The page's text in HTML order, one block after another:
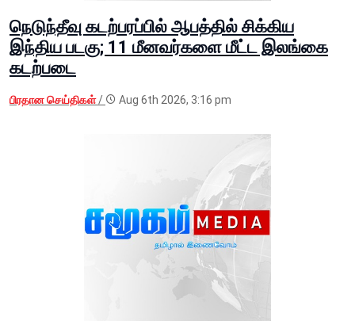
நெடுந்தீவு கடற்பரப்பில் ஆபத்தில் சிக்கிய
இந்திய படகு; 11 மீனவர்களை மீட்ட இலங்கை
கடற்படை
பிரதான செய்திகள்/ Aug 6th 2026, 3:16 pm